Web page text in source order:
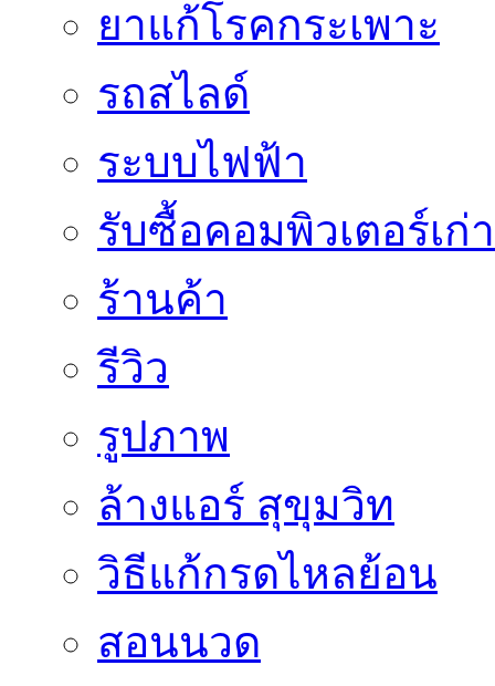
ยาแก้โรคกระเพาะ
รถสไลด์
ระบบไฟฟ้า
รับซื้อคอมพิวเตอร์เก่า
ร้านค้า
รีวิว
รูปภาพ
ล้างแอร์ สุขุมวิท
วิธีแก้กรดไหลย้อน
สอนนวด